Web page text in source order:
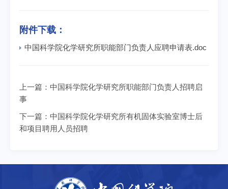
附件下载：
中国科学院化学研究所职能部门负责人应聘申请表.doc
上一篇： 中国科学院化学研究所职能部门负责人招聘启
事
下一篇： 中国科学院化学研究所有机固体实验室博士后
和项目聘用人员招聘